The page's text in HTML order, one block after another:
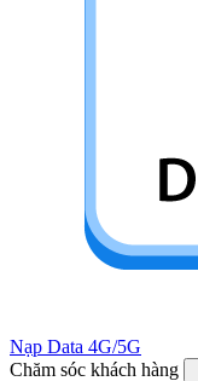
Nạp Data 4G/5G
Chăm sóc khách hàng